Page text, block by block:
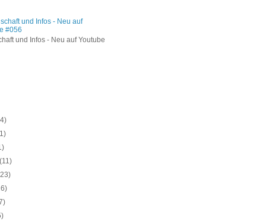
und Infos - Neu auf
#056
und Infos - Neu auf Youtube
(11)